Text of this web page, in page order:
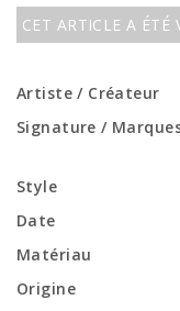
CET ARTICLE A ÉTÉ
Artiste / Créateur
Signature /
Style
Date
Matériau
Origine